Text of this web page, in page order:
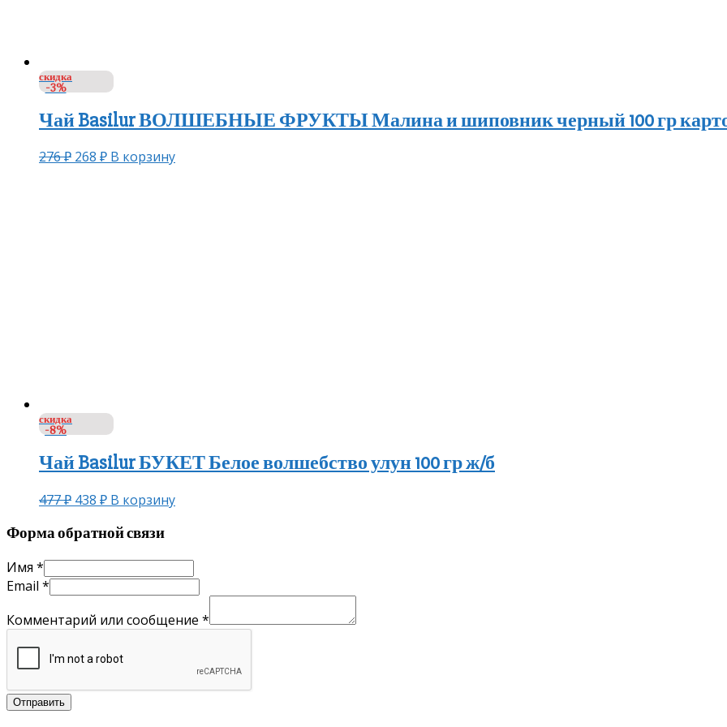
скидка
-3%
Чай Basilur ВОЛШЕБНЫЕ ФРУКТЫ Малина и шиповник черный 100 гр
276₽ 268 ₽ В корзину
скидка
-8%
Чай Basilur БУКЕТ Белое волшебство улун 100 гр ж/б
477₽ 438 ₽ В корзину
Форма обратной связи
Имя *
Email *
Комментарий или сообщение *
Отправить